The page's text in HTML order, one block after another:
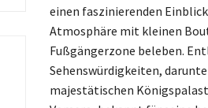
einen faszinierenden
Atmosphäre mit kleinen
Fußgängerzone beleben.
Sehenswürdigkeiten,
majestätischen